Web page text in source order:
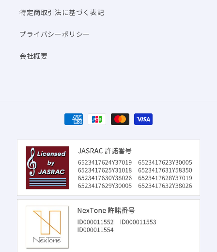
特定商取引法に基づく表記
プライバシーポリシー
会社概要
決
済
方
法